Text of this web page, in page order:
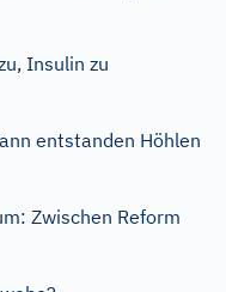
Insulin zu
entstanden Höhlen
Zwischen Reform